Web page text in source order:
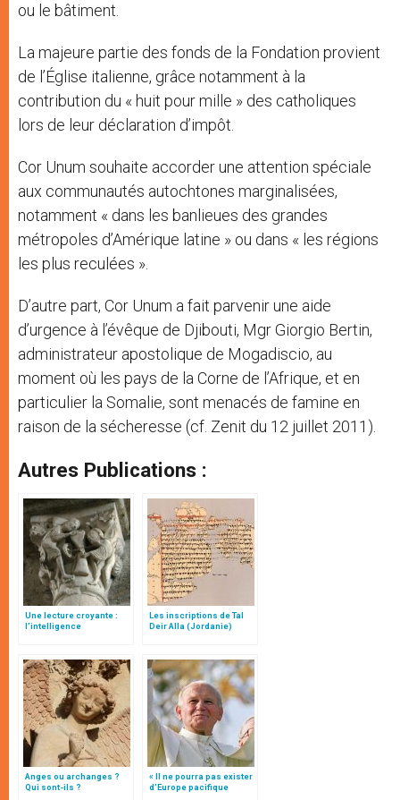
ou le bâtiment.
La majeure partie des fonds de la Fondation provient
de l’Église italienne, grâce notamment à la
contribution du « huit pour mille » des catholiques
lors de leur déclaration d’impôt.
Cor Unum souhaite accorder une attention spéciale
aux communautés autochtones marginalisées,
notamment « dans les banlieues des grandes
métropoles d’Amérique latine » ou dans « les régions
les plus reculées ».
D’autre part, Cor Unum a fait parvenir une aide
d’urgence à l’évêque de Djibouti, Mgr Giorgio Bertin,
administrateur apostolique de Mogadiscio, au
moment où les pays de la Corne de l’Afrique, et en
particulier la Somalie, sont menacés de famine en
raison de la sécheresse (cf. Zenit du 12 juillet 2011).
Autres Publications :
Une lecture croyante :
l’intelligence
Les inscriptions de Tal
Deir Alla (Jordanie)
Anges ou archanges ?
Qui sont-ils ?
« Il ne pourra pas exister
d’Europe pacifique